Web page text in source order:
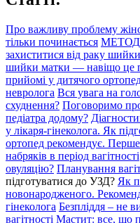
Про важливу проблему
тільки починається
захиститися від раку
шийки матки — навіщо це
прийомі у дитячого
невролога Вся увага на
схуднення? Поговоримо
педіатра додому?
у лікаря-гінеколога. Як
ортопед рекомендує.
набряків в період вагітності
овуляцію? Планування
підготуватися до УЗД? Як
новонародженого.
гінеколога Безпліддя – не
вагітності Мастит: все, що